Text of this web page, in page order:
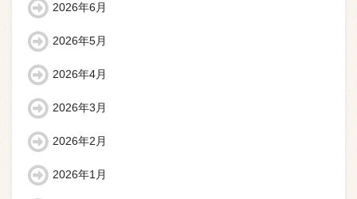
2026年6月
2026年5月
2026年4月
2026年3月
2026年2月
2026年1月